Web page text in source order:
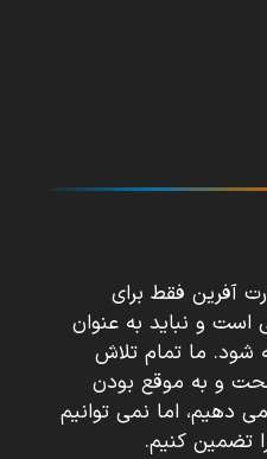
آفرین فقط برای
است و نباید به عنوان
شود. ما تمام تلاش
و به موقع بودن
دهیم، اما نمی توانیم
تضمین کنیم.